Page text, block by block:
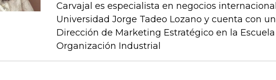
Carvajal es especialista en negocios
Universidad Jorge Tadeo Lozano y cuenta con
Dirección de Marketing Estratégico en la
Organización Industrial